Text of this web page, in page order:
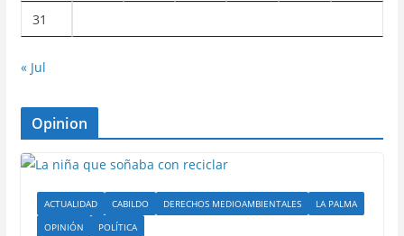
31
« Jul
Opinion
ACTUALIDAD CABILDO DERECHOS MEDIOAMBIENTALES
LA PALMA
OPINIÓN
POLÍTICA